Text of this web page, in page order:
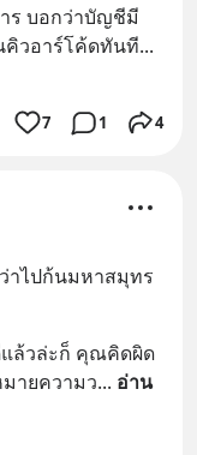
ร บอกว่าบัญชีมี
วอาร์โค้ดทันที...
7 1 4
าไปก้นมหาสมุทร
ล้วล่ะก็ คุณคิดผิด
ายความว... อ่าน